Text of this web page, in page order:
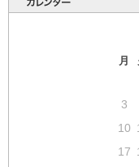
月
3
10
17